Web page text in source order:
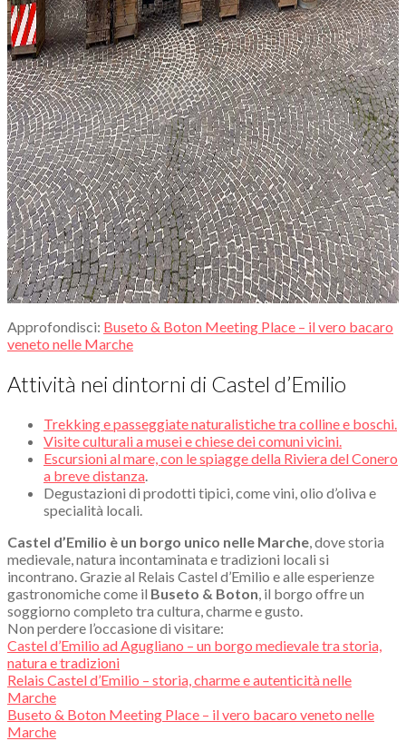
Approfondisci: Buseto & Boton Meeting Place – il vero bacaro
veneto nelle Marche
Attività nei dintorni di Castel d’Emilio
Trekking e passeggiate naturalistiche tra colline e boschi.
Visite culturali a musei e chiese dei comuni vicini.
Escursioni al mare, con le spiagge della Riviera del Conero
a breve distanza
Degustazioni di prodotti tipici, come vini, olio d’oliva e
specialità locali.
Castel d’Emilio è un borgo unico nelle Marche , dove storia
medievale, natura incontaminata e tradizioni locali si
incontrano. Grazie al Relais Castel d’Emilio e alle esperienze
gastronomiche come il Buseto & Boton , il borgo offre un
soggiorno completo tra cultura, charme e gusto.
Non perdere l’occasione di visitare:
Castel d’Emilio ad Agugliano – un borgo medievale tra storia,
natura e tradizioni
Relais Castel d’Emilio – storia, charme e autenticità nelle
Marche
Buseto & Boton Meeting Place – il vero bacaro veneto nelle
Marche